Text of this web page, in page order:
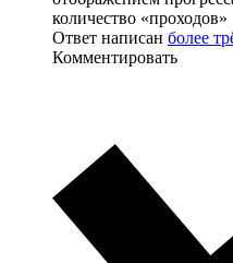
количество «проходов»
Ответ написан более
Комментировать